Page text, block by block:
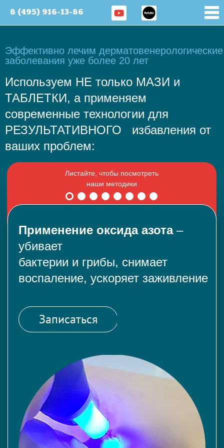
8 (495) 916-13-86
Эффективно лечим дерматовенерологические
заболевания уже более 20 лет
Используем НЕ только МАЗИ и
ТАБЛЕТКИ, а применяем
современные технологии для
РЕЗУЛЬТАТИВНОГО избавления от
ваших проблем:
Применение оксида азота–
убивает
бактерии и грибы, снимает
воспаление, ускоряет заживление
Записаться